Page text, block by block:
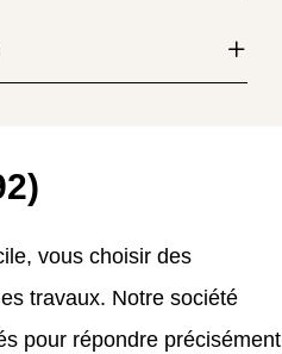
vous choisir des
travaux. Notre société
pour répondre précisément